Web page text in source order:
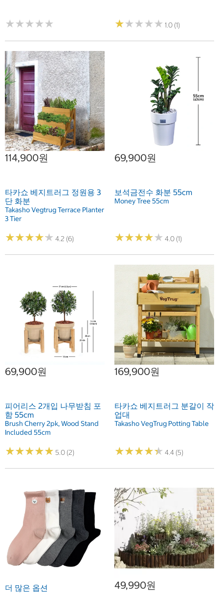
★★★★★
★★★★★ ★★★★★
★★★★★ 1.0 (1)
114,900원
타카쇼 베지트러그 정원용 3
단 화분
Takasho Vegtrug Terrace Planter
3 Tier
★★★★★
★★★★★ 4.2 (6)
69,900원
보석금전수 화분 55cm
Money Tree 55cm
★★★★★
★★★★★ 4.0 (1)
69,900원
피어리스 2개입 나무받침 포
함 55cm
Brush Cherry 2pk, Wood Stand
Included 55cm
★★★★★
★★★★★ 5.0 (2)
169,900원
타카쇼 베지트러그 분갈이 작
업대
Takasho VegTrug Potting Table
★★★★★
★★★★★ 4.4 (5)
더 많은 옵션 49,990원